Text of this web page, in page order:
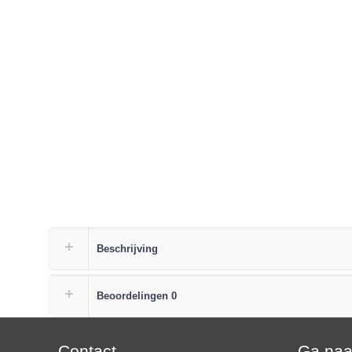
Beschrijving
Beoordelingen 0